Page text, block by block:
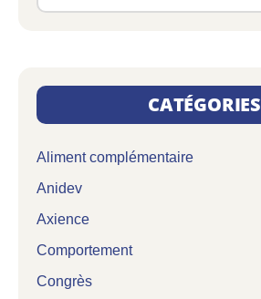
CATÉGORIES
Aliment complémentaire
Anidev
Axience
Comportement
Congrès